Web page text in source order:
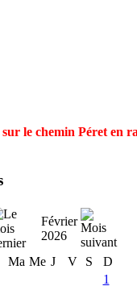
le chemin Péret en
Février
2026
Ma Me J V S
D
1